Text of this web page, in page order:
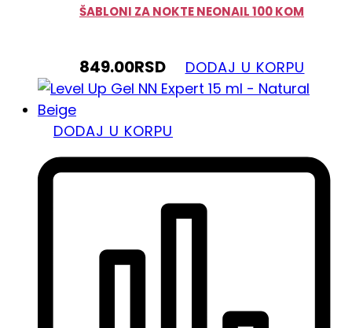
ŠABLONI ZA NOKTE NEONAIL 100 KOM
849.00RSD DODAJ U KORPU
DODAJ U KORPU